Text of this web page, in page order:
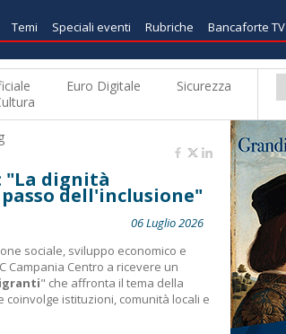
Temi Speciali eventi Rubriche Bancaforte TV
Euro Digitale
Sicurezza
"La dignità
dell'inclusione"
06 Luglio 2026
sociale, sviluppo economico e
Campania Centro a ricevere un
" che affronta il tema della
istituzioni, comunità locali e